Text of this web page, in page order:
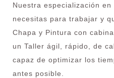
Nuestra especialización
necesitas para trabajar y
Chapa y Pintura con
un Taller ágil, rápido, de
capaz de optimizar los
antes posible.